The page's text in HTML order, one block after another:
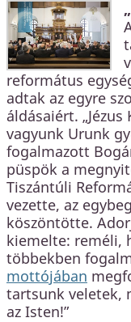
református
adtak az egyre
áldásaiért.
vagyunk Urunk
fogalmazott
püspök a
Tiszántúli
vezette, az
köszöntötte.
kiemelte: reméli,
többekben
mottójában
tartsunk veletek,
az Isten!”